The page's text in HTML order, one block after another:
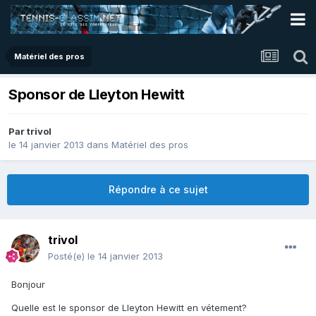
Matériel des pros
Sponsor de Lleyton Hewitt
Partrivol
le 14 janvier 2013 dans Matériel des pros
Répondre à ce sujet
trivol
Posté(e) le 14 janvier 2013
Bonjour
Quelle est le sponsor de Lleyton Hewitt en vétement?